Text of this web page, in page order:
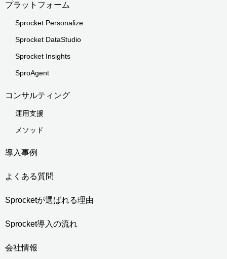
プラットフォーム
Sprocket Personalize
Sprocket DataStudio
Sprocket Insights
SproAgent
コンサルティング
運用支援
メソッド
導入事例
よくある質問
Sprocketが選ばれる理由
Sprocket導入の流れ
会社情報